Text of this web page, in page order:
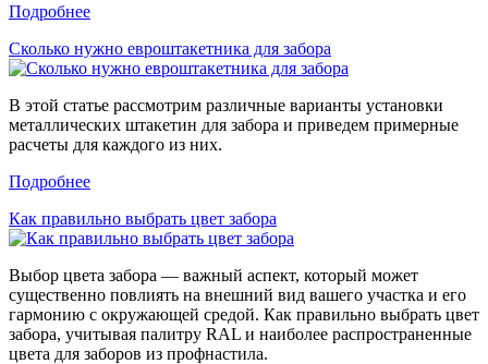
Подробнее
Сколько нужно евроштакетника для забора
В этой статье рассмотрим различные варианты установки
металлических штакетин для забора и приведем примерные
расчеты для каждого из них.
Подробнее
Как правильно выбрать цвет забора
Выбор цвета забора — важный аспект, который может
существенно повлиять на внешний вид вашего участка и его
гармонию с окружающей средой. Как правильно выбрать цвет
забора, учитывая палитру RAL и наиболее распространенные
цвета для заборов из профнастила.